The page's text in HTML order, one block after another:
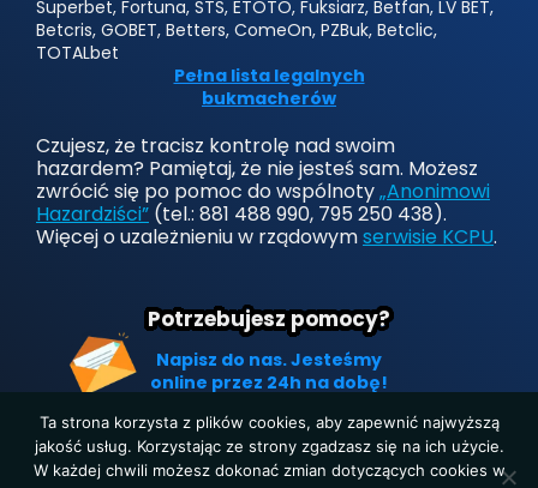
Superbet, Fortuna, STS, ETOTO, Fuksiarz, Betfan, LV BET,
Betcris, GOBET, Betters, ComeOn, PZBuk, Betclic,
TOTALbet
Pełna lista legalnych
bukmacherów
Czujesz, że tracisz kontrolę nad swoim
hazardem? Pamiętaj, że nie jesteś sam. Możesz
zwrócić się po pomoc do wspólnoty„Anonimowi
Hazardziści” (tel.: 881 488 990, 795 250 438).
Więcej o uzależnieniu w rządowymserwisie KCPU.
Potrzebujesz pomocy?
Napisz do nas. Jesteśmy
online przez 24h na dobę!
Strona główna|Polityka prywatności|O nas| Kontakt
Ta strona korzysta z plików cookies, aby zapewnić najwyższą
jakość usług. Korzystając ze strony zgadzasz się na ich użycie.
W każdej chwili możesz dokonać zmian dotyczących cookies w